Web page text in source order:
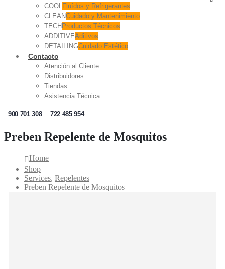
COOLFluídos y Refrigerantes
CLEANCuidado y Mantenimiento
TECH Productos Técnicos
ADDITIVEAditivos
DETAILINGCuidado Estético
Contacto
Atención al Cliente
Distribuidores
Tiendas
Asistencia Técnica
900 701 308 722 485 954
Preben Repelente de Mosquitos
Home
Shop
Services, Repelentes
Preben Repelente de Mosquitos